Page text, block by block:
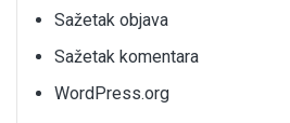
Sažetak objava
Sažetak komentara
WordPress.org